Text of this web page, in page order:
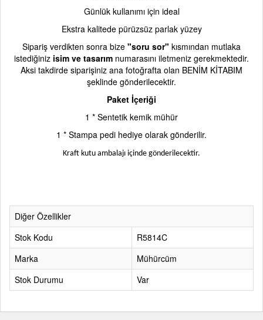
Günlük kullanımı için ideal
Ekstra kalitede pürüzsüz parlak yüzey
Sipariş verdikten sonra bize "soru sor" kısmından mutlaka
istediğiniz isim ve tasarım numarasını iletmeniz gerekmektedir.
Aksi takdirde siparişiniz ana fotoğrafta olan BENİM KİTABIM
şeklinde gönderilecektir.
Paket İçeriği
1 * Sentetik kemik mühür
1 * Stampa pedi hediye olarak gönderilir.
Kraft kutu ambalajı içinde gönderilecektir.
Diğer Özellikler
Stok Kodu
R5814C
Marka
Mühürcüm
Stok Durumu
Var